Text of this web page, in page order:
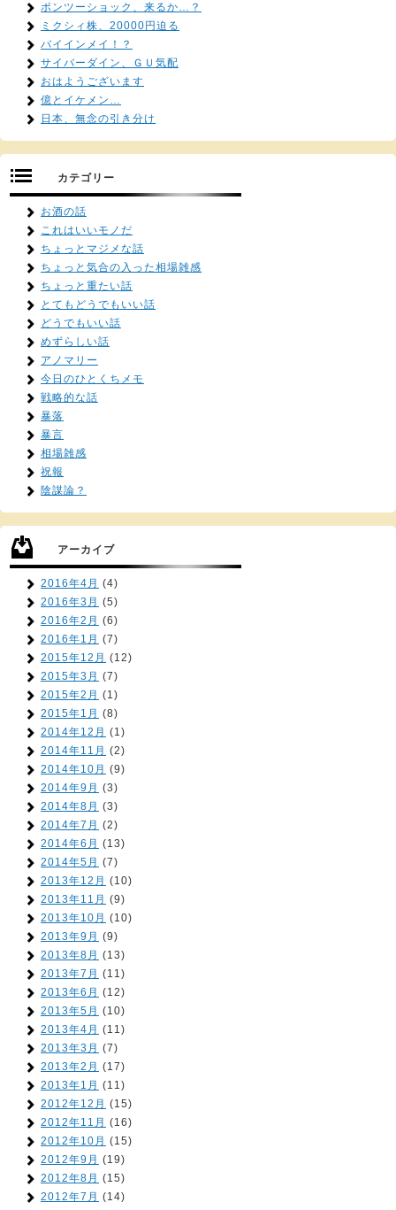
ポンツーショック、来るか…？
ミクシィ株、20000円迫る
バイインメイ！？
サイバーダイン、ＧＵ気配
おはようございます
億とイケメン…
日本、無念の引き分け
カテゴリー
お酒の話
これはいいモノだ
ちょっとマジメな話
ちょっと気合の入った相場雑感
ちょっと重たい話
とてもどうでもいい話
どうでもいい話
めずらしい話
アノマリー
今日のひとくちメモ
戦略的な話
暴落
暴言
相場雑感
祝報
陰謀論？
アーカイブ
2016年4月 (4)
2016年3月 (5)
2016年2月 (6)
2016年1月 (7)
2015年12月 (12)
2015年3月 (7)
2015年2月 (1)
2015年1月 (8)
2014年12月 (1)
2014年11月 (2)
2014年10月 (9)
2014年9月 (3)
2014年8月 (3)
2014年7月 (2)
2014年6月 (13)
2014年5月 (7)
2013年12月 (10)
2013年11月 (9)
2013年10月 (10)
2013年9月 (9)
2013年8月 (13)
2013年7月 (11)
2013年6月 (12)
2013年5月 (10)
2013年4月 (11)
2013年3月 (7)
2013年2月 (17)
2013年1月 (11)
2012年12月 (15)
2012年11月 (16)
2012年10月 (15)
2012年9月 (19)
2012年8月 (15)
2012年7月 (14)